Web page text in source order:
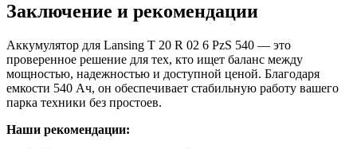
Заключение и рекомендации
Аккумулятор для Lansing T 20 R 02 6 PzS 540 — это
проверенное решение для тех, кто ищет баланс между
мощностью, надежностью и доступной ценой. Благодаря
емкости 540 Ач, он обеспечивает стабильную работу вашего
парка техники без простоев.
Наши рекомендации: